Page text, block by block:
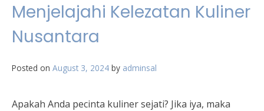
Menjelajahi Kelezatan Kuliner
Nusantara
Posted on August 3, 2024 by adminsal
Apakah Anda pecinta kuliner sejati? Jika iya, maka